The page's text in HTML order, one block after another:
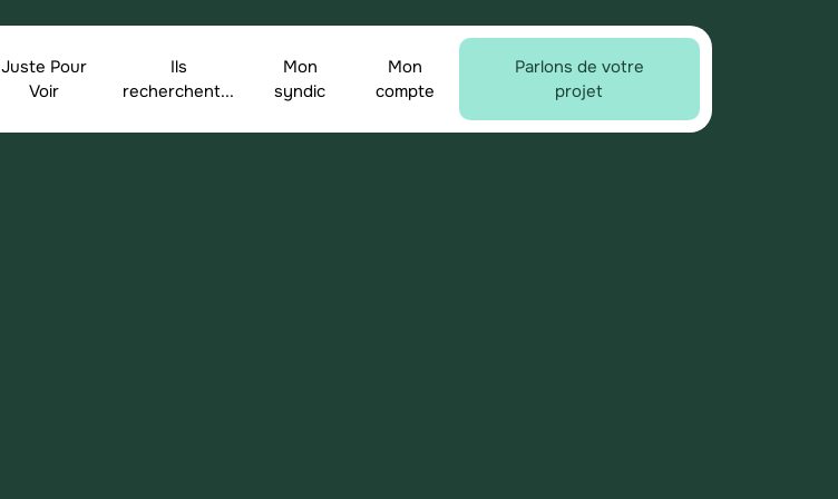
Juste Pour
Voir
Ils
recherchent...
Mon
syndic
Mon
compte
Parlons de votre
projet